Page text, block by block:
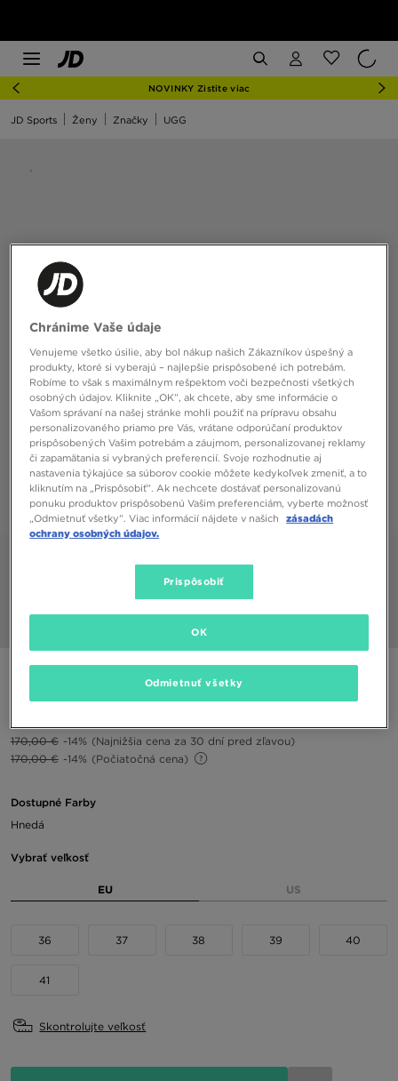
NOVINKY Zistite viac
JD Sports Ženy Značky UGG
170,00 € -14%
(Najnižšia cena za 30 dní pred zľavou)
170,00 € -14% (Počiatočná cena)
Dostupné Farby
Hnedá
Vybrať veľkosť
EU US
36 37 38 39 40
41
Skontrolujte veľkosť
Chránime Vaše údaje
Venujeme všetko úsilie, aby bol nákup našich Zákazníkov úspešný a
produkty, ktoré si vyberajú – najlepšie prispôsobené ich potrebám.
Robíme to však s maximálnym rešpektom voči bezpečnosti všetkých
osobných údajov. Kliknite „OK”, ak chcete, aby sme informácie o
Vašom správaní na našej stránke mohli použiť na prípravu obsahu
personalizovaného priamo pre Vás, vrátane odporúčaní produktov
prispôsobených Vašim potrebám a záujmom, personalizovanej reklamy
či zapamätania si vybraných preferencií. Svoje rozhodnutie aj
nastavenia týkajúce sa súborov cookie môžete kedykoľvek zmeniť, a to
kliknutím na „Prispôsobiť”. Ak nechcete dostávať personalizovanú
ponuku produktov prispôsobenú Vašim preferenciám, vyberte možnosť
„Odmietnuť všetky”. Viac informácií nájdete v našich
zásadách
ochrany osobných údajov.
Prispôsobiť
Odmietnuť všetky
OK